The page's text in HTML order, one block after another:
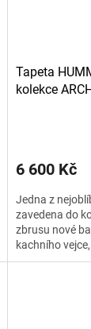
Tapeta
kolekce
6 600 Kč
Jedna z
zavedena do
zbrusu nové
kachního
krémového